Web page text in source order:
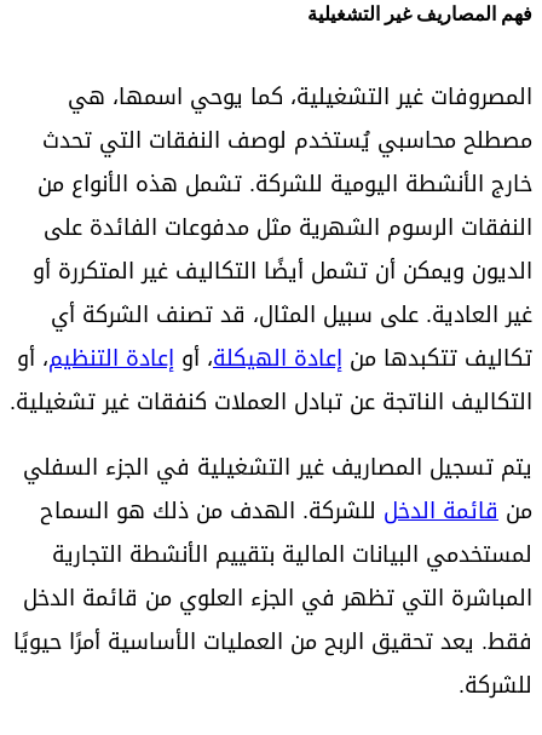
فهم المصاريف غير التشغيلية
المصروفات غير التشغيلية، كما يوحي اسمها، هي
مصطلح محاسبي يُستخدم لوصف النفقات التي تحدث
خارج الأنشطة اليومية للشركة. تشمل هذه الأنواع من
النفقات الرسوم الشهرية مثل مدفوعات الفائدة على
الديون ويمكن أن تشمل أيضًا التكاليف غير المتكررة أو
غير العادية. على سبيل المثال، قد تصنف الشركة أي
تكاليف تتكبدها من إعادة الهيكلة، أو إعادة التنظيم، أو
التكاليف الناتجة عن تبادل العملات كنفقات غير تشغيلية.
يتم تسجيل المصاريف غير التشغيلية في الجزء السفلي
من قائمة الدخل للشركة. الهدف من ذلك هو السماح
لمستخدمي البيانات المالية بتقييم الأنشطة التجارية
المباشرة التي تظهر في الجزء العلوي من قائمة الدخل
فقط. يعد تحقيق الربح من العمليات الأساسية أمرًا حيويًا
للشركة.